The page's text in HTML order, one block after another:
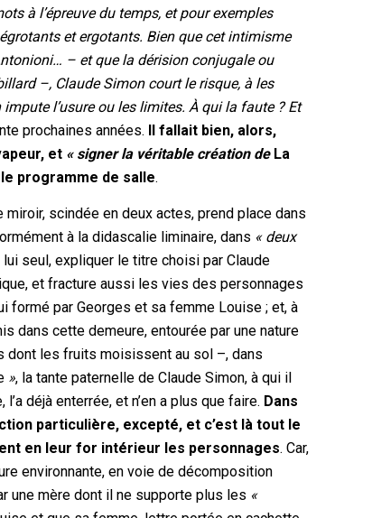
à l’épreuve du temps, et pour exemples
et ergotants. Bien que cet intimisme
– et que la dérision conjugale ou
–, Claude Simon court le risque, à les
impute l’usure ou les limites. À qui la faute ? Et
prochaines années. Il fallait bien, alors,
et « signer la véritable création deLa
programme de salle.
miroir, scindée en deux actes, prend place dans
à la didascalie liminaire, dans « deux
seul, expliquer le titre choisi par Claude
et fracture aussi les vies des personnages
formé par Georges et sa femme Louise ; et, à
dans cette demeure, entourée par une nature
dont les fruits moisissent au sol –, dans
», la tante paternelle de Claude Simon, à qui il
déjà enterrée, et n’en a plus que faire. Dans
particulière, excepté, et c’est là tout le
en leur for intérieur les personnages. Car,
environnante, en voie de décomposition
une mère dont il ne supporte plus les «